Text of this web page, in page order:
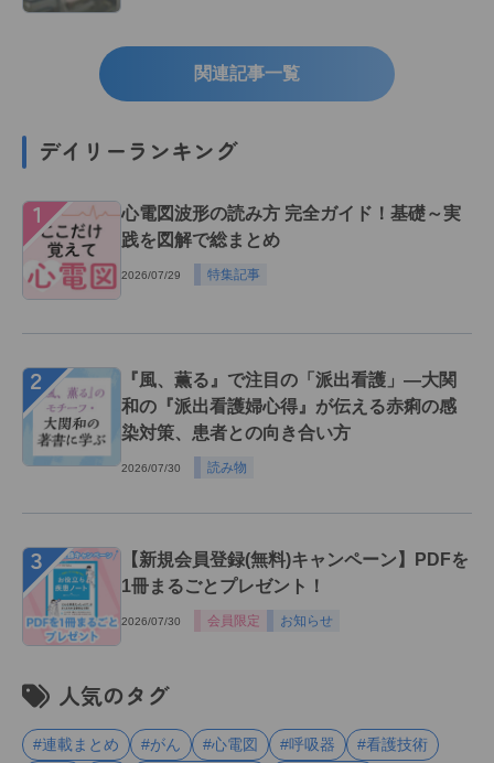
関連記事一覧
デイリーランキング
１
心電図波形の読み方 完全ガイド！基礎～実
践を図解で総まとめ
2026/07/29 特集記事
２
『風、薫る』で注目の「派出看護」―大関
和の『派出看護婦心得』が伝える赤痢の感
染対策、患者との向き合い方
2026/07/30 読み物
３
【新規会員登録(無料)キャンペーン】PDFを
1冊まるごとプレゼント！
2026/07/30 会員限定 お知らせ
人気のタグ
#連載まとめ #がん #心電図 #呼吸器
#看護技術